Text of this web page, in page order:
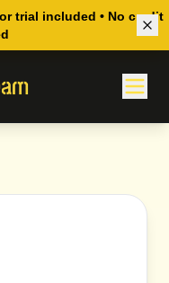
Test bei jedem Paid
trial included • No credit